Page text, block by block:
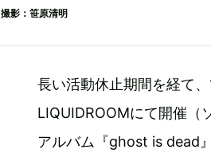
撮影：笹原清明
長い活動休止期間を経て
LIQUIDROOMにて開催（
アルバム『ghost is dead